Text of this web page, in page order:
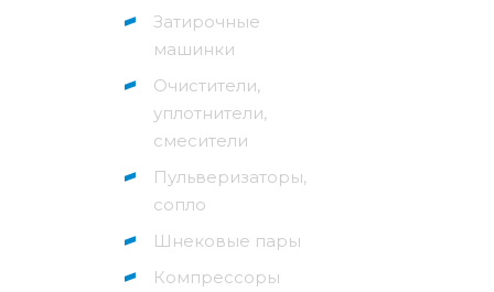
Затирочные
машинки
Очистители,
уплотнители,
смесители
Пульверизаторы,
сопло
Шнековые пары
Компрессоры